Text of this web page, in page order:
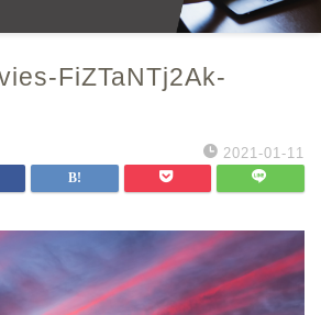
FiZTaNTj2Ak-
2021-01-11